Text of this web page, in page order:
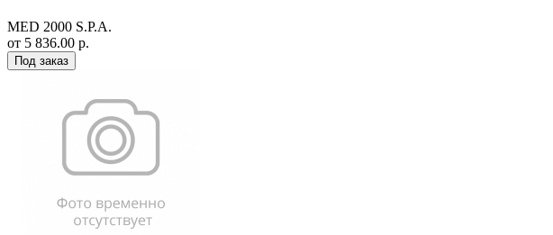
MED 2000 S.P.A.
от 5 836.00 р.
Под заказ